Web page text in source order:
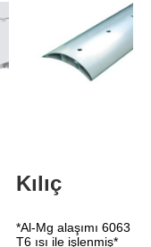
Kılıç
*Al-Mg alaşımı 6063
T6 ısı ile işlenmiş*